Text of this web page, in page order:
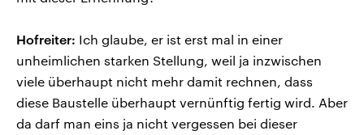
Hofreiter: Ich glaube, er ist erst mal in einer
unheimlichen starken Stellung, weil ja inzwischen
viele überhaupt nicht mehr damit rechnen, dass
diese Baustelle überhaupt vernünftig fertig wird. Aber
da darf man eins ja nicht vergessen bei dieser